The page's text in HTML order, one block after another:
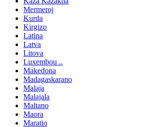
Mermeroj
Kurda
Kirgizo
Latina
Latva
Litova
Luxembou ..
Makedona
Madagaskarano
Malaja
Malajala
Maltano
Maora
Maratio